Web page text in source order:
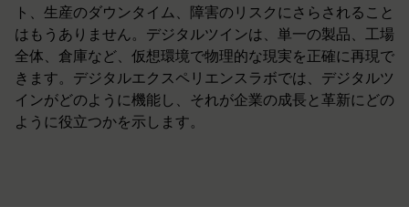
ト、生産のダウンタイム、障害のリスクにさらされること
はもうありません。デジタルツインは、単一の製品、工場
全体、倉庫など、仮想環境で物理的な現実を正確に再現で
きます。デジタルエクスペリエンスラボでは、デジタルツ
インがどのように機能し、それが企業の成長と革新にどの
ように役立つかを示します。